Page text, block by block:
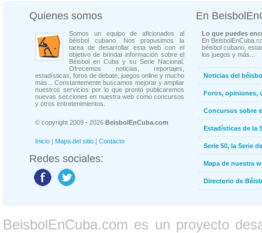
Quienes somos
Somos un equipo de aficionados al
béisbol cubano. Nos propusimos la
tarea de desarrollar esta web con el
objetivo de brindar información sobre el
Béisbol en Cuba y su Serie Nacional.
Ofrecemos noticias, reportajes,
estadísticas, foros de debate, juegos online y mucho
más... Constantemente buscamos mejorar y ampliar
nuestros servicios por lo que pronto publicaremos
nuevas secciones en nuestra web como concursos
y otros entretenimientos.
© copyright 2009 - 2026 BeisbolEnCuba.com
Inicio | Mapa del sitio | Contacto
Redes sociales:
En
Lo que puedes
En
béisbol cubano,
los juegos y más...
Noticias del
Foros, opiniones,
Concursos sobre
Estadísticas de la
Serie 50, la Serie
Mapa de nuestra
Directorio de
BeisbolEnCuba.com es un proyecto